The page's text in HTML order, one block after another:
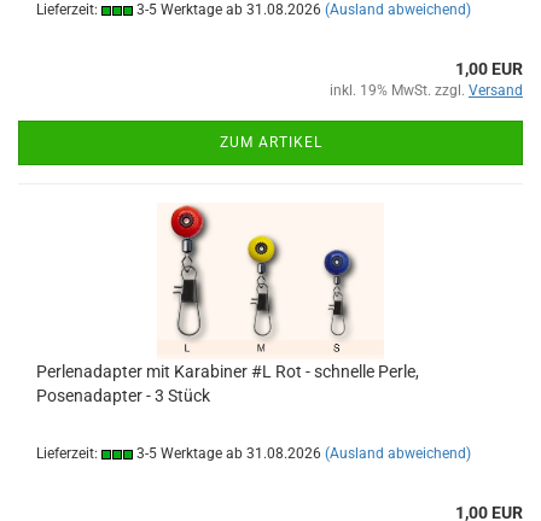
Lieferzeit: 3-5 Werktage ab 31.08.2026 (Ausland abweichend)
1,00 EUR
inkl. 19% MwSt. zzgl. Versand
ZUM ARTIKEL
Perlenadapter mit Karabiner #L Rot - schnelle Perle,
Posenadapter - 3 Stück
Lieferzeit: 3-5 Werktage ab 31.08.2026 (Ausland abweichend)
1,00 EUR